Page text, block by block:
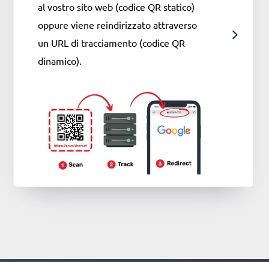
al vostro sito web (codice QR statico)
oppure viene reindirizzato attraverso
un URL di tracciamento (codice QR
dinamico).